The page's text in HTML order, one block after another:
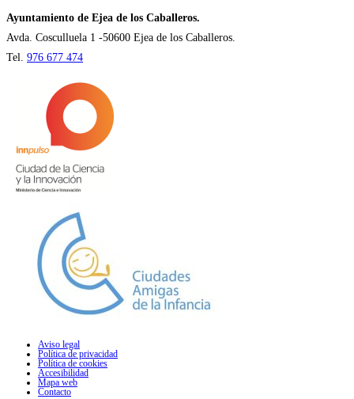
nueva
pestaña
Ayuntamiento de Ejea de los Caballeros.
Avda. Cosculluela 1 -50600 Ejea de los Caballeros.
Tel. 976 677 474
Aviso legal
Política de privacidad
Política de cookies
Accesibilidad
Mapa web
Contacto